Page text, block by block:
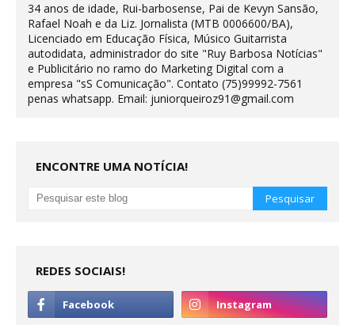
34 anos de idade, Rui-barbosense, Pai de Kevyn Sansão,
Rafael Noah e da Liz. Jornalista (MTB 0006600/BA),
Licenciado em Educação Física, Músico Guitarrista
autodidata, administrador do site "Ruy Barbosa Notícias"
e Publicitário no ramo do Marketing Digital com a
empresa "sS Comunicação". Contato (75)99992-7561
penas whatsapp. Email: juniorqueiroz91@gmail.com
ENCONTRE UMA NOTÍCIA!
REDES SOCIAIS!